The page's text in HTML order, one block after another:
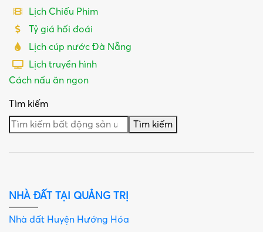
Lịch Chiếu Phim
Tỷ giá hối đoái
Lịch cúp nước Đà Nẵng
Lịch truyền hình
Cách nấu ăn ngon
Tìm kiếm
Tìm kiếm
NHÀ ĐẤT TẠI QUẢNG TRỊ
Nhà đất Huyện Hướng Hóa